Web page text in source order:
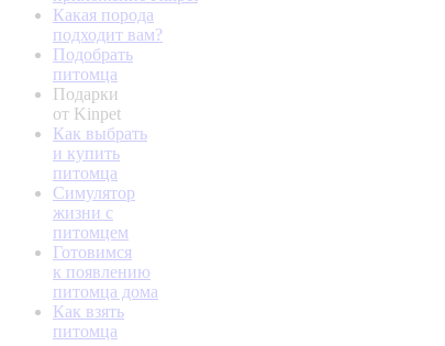
Какая порода
подходит вам?
Подобрать
питомца
Подарки
от Kinpet
Как выбрать
и купить
питомца
Симулятор
жизни с
питомцем
Готовимся
к появлению
питомца дома
Как взять
питомца